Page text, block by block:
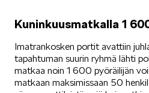
Kuninkuusmatkalla 1
Imatrankosken portit avattiin
tapahtuman suurin ryhmä lähti
matkaa noin 1 600 pyöräilijän
matkaan maksimissaan 50